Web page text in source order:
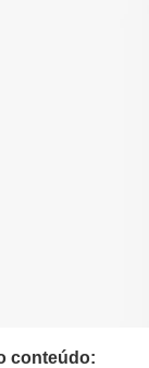
conteúdo: